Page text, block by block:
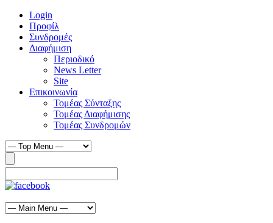
Login
Προφίλ
Συνδρομές
Διαφήμιση
Περιοδικό
News Letter
Site
Επικοινωνία
Τομέας Σύνταξης
Τομέας Διαφήμισης
Τομέας Συνδρομών